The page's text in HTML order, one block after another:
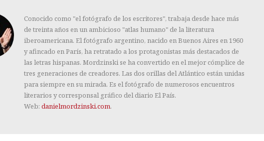
Conocido como "el fotógrafo de los escritores", trabaja desde hace más
de treinta años en un ambicioso "atlas humano" de la literatura
iberoamericana. El fotógrafo argentino, nacido en Buenos Aires en 1960
y afincado en París, ha retratado a los protagonistas más destacados de
las letras hispanas. Mordzinski se ha convertido en el mejor cómplice de
tres generaciones de creadores. Las dos orillas del Atlántico están unidas
para siempre en su mirada. Es el fotógrafo de numerosos encuentros
literarios y corresponsal gráfico del diario El País.
Web: danielmordzinski.com.